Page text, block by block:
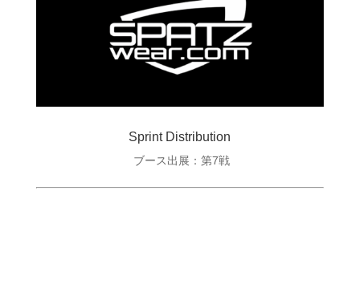
Sprint Distribution
ブース出展：第7戦